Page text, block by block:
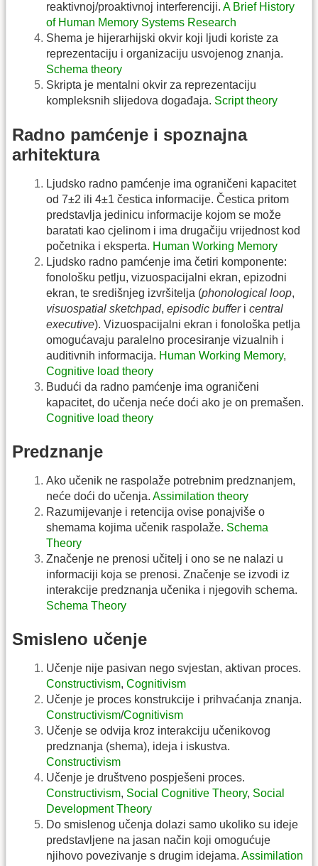
reaktivnoj/proaktivnoj interferenciji. A Brief History
of Human Memory Systems Research
Shema je hijerarhijski okvir koji ljudi koriste za
reprezentaciju i organizaciju usvojenog znanja.
Schema theory
Skripta je mentalni okvir za reprezentaciju
kompleksnih slijedova događaja. Script theory
Radno pamćenje i spoznajna
arhitektura
Ljudsko radno pamćenje ima ograničeni kapacitet
od 7±2 ili 4±1 čestica informacije. Čestica pritom
predstavlja jedinicu informacije kojom se može
baratati kao cjelinom i ima drugačiju vrijednost kod
početnika i eksperta. Human Working Memory
Ljudsko radno pamćenje ima četiri komponente:
fonološku petlju, vizuospacijalni ekran, epizodni
ekran, te središnjeg izvršitelja (phonological loop,
visuospatial sketchpad, episodic bufferi central
executive). Vizuospacijalni ekran i fonološka petlja
omogućavaju paralelno procesiranje vizualnih i
auditivnih informacija. Human Working Memory,
Cognitive load theory
Budući da radno pamćenje ima ograničeni
kapacitet, do učenja neće doći ako je on premašen.
Cognitive load theory
Predznanje
Ako učenik ne raspolaže potrebnim predznanjem,
neće doći do učenja. Assimilation theory
Razumijevanje i retencija ovise ponajviše o
shemama kojima učenik raspolaže. Schema
Theory
Značenje ne prenosi učitelj i ono se ne nalazi u
informaciji koja se prenosi. Značenje se izvodi iz
interakcije predznanja učenika i njegovih schema.
Schema Theory
Smisleno učenje
Učenje nije pasivan nego svjestan, aktivan proces.
Constructivism, Cognitivism
Učenje je proces konstrukcije i prihvaćanja znanja.
Constructivism/Cognitivism
Učenje se odvija kroz interakciju učenikovog
predznanja (shema), ideja i iskustva.
Constructivism
Učenje je društveno pospješeni proces.
Constructivism, Social Cognitive Theory, Social
Development Theory
Do smislenog učenja dolazi samo ukoliko su ideje
predstavljene na jasan način koji omogućuje
njihovo povezivanje s drugim idejama. Assimilation